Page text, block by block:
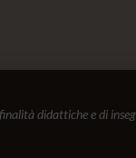
didattiche e di